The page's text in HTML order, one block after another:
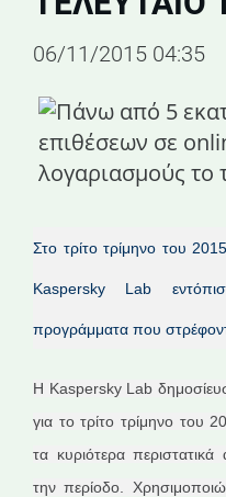
06/11/2015 04:35
Στο τρίτο τρίμηνο του
Kaspersky Lab
προγράμματα που
Η Kaspersky Lab
για το τρίτο τρίμηνο του
τα κυριότερα
την περίοδο.